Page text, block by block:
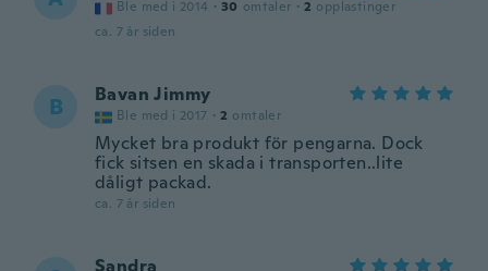
Ble med i 2014 · 30 omtaler · 2 opplastinger
ca. 7 år siden
B Bavan Jimmy
Ble med i 2017 · 2 omtaler
Mycket bra produkt för pengarna. Dock
fick sitsen en skada i transporten..lite
dåligt packad.
ca. 7 år siden
Sandra